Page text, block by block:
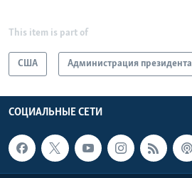
This item is part of
США Администрация президента
СОЦИАЛЬНЫЕ СЕТИ